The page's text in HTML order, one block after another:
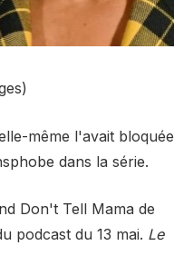
même l'avait bloquée
dans la série.
Don't Tell Mama de
podcast du 13 mai. Le